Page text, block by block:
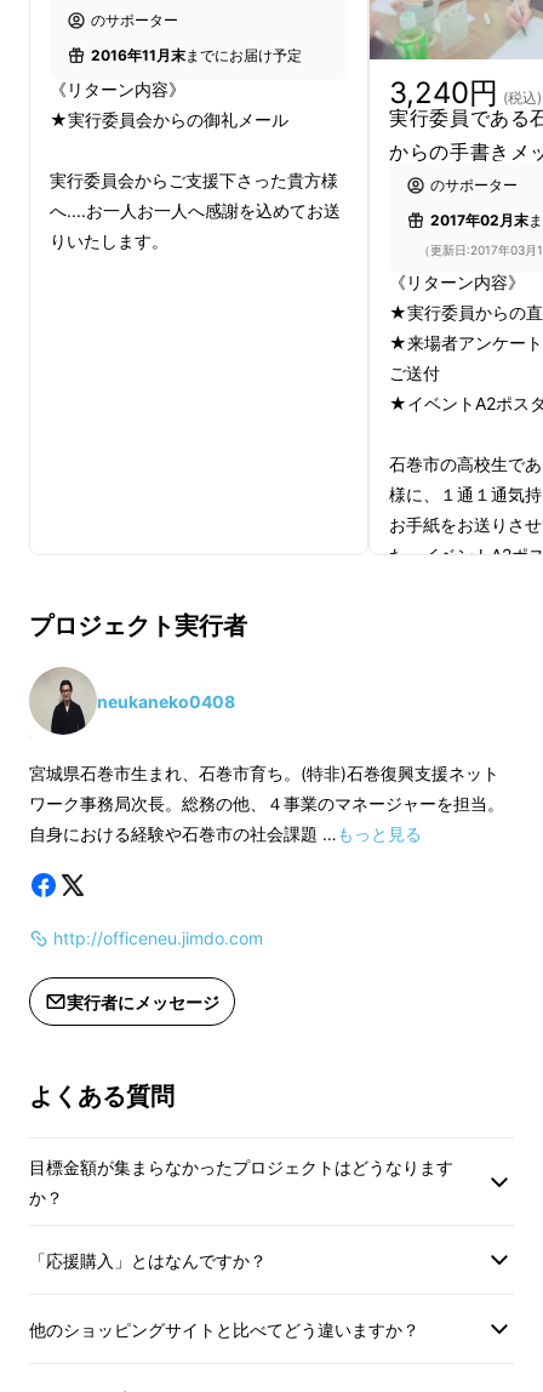
個人主催で第一回目を2014年2月に開催し、多
くの反響を受けて同年8月に第二回目を開催し
ました。第二回開催時に来場者がなんと1,500
人を超えるイベントへと急成長を遂げた為、事
業化することとし、現在management office
ニューの事業として運営しています。事業化後
し、対象である石巻の高校生たちを実行委員側
にも巻き込み、これから社会へ羽ばたき活躍し
うる人材の育成や啓発を目的とし多角的なアプ
（2015年度実行委員会の集合写真）
い状況に直面しています。
のサポーター
2016年11月末までにお届け予定
《リターン内容》
★実行委員会からの御礼メール
実行委員会からご支援下さった貴方様
へ....お一人お一人へ感謝を込めてお送
りいたします。
3,240円 (税込)
実行委員である
からの手書きメ
のサポーター
2017年02月末
（更新日:2017年03月
《リターン内容》
★実行委員からの
★来場者アンケー
ご送付
★イベントA2ポス
石巻市の高校生で
様に、１通１通気
お手紙をお送りさ
た、イベントA2ポ
プロジェクト実行者
neukaneko0408
宮城県石巻市生まれ、石巻市育ち。(特非)石巻復興支援ネット
ワーク事務局次長。総務の他、４事業のマネージャーを担当。
自身における経験や石巻市の社会課題 …もっと見る
http://officeneu.jimdo.com
実行者にメッセージ
よくある質問
目標金額が集まらなかったプロジェクトはどうなります
か？
「応援購入」とはなんですか？
他のショッピングサイトと比べてどう違いますか？